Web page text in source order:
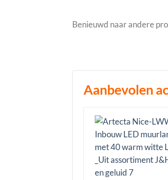
Benieuwd naar andere
Aanbevolen